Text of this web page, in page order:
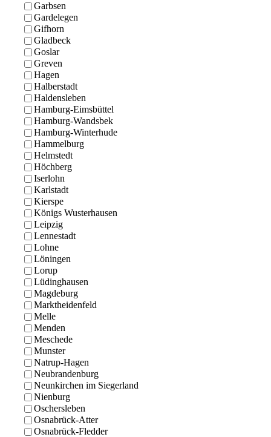
Garbsen
Gardelegen
Gifhorn
Gladbeck
Goslar
Greven
Hagen
Halberstadt
Haldensleben
Hamburg-Eimsbüttel
Hamburg-Wandsbek
Hamburg-Winterhude
Hammelburg
Helmstedt
Höchberg
Iserlohn
Karlstadt
Kierspe
Königs Wusterhausen
Leipzig
Lennestadt
Lohne
Löningen
Lorup
Lüdinghausen
Magdeburg
Marktheidenfeld
Melle
Menden
Meschede
Munster
Natrup-Hagen
Neubrandenburg
Neunkirchen im Siegerland
Nienburg
Oschersleben
Osnabrück-Atter
Osnabrück-Fledder